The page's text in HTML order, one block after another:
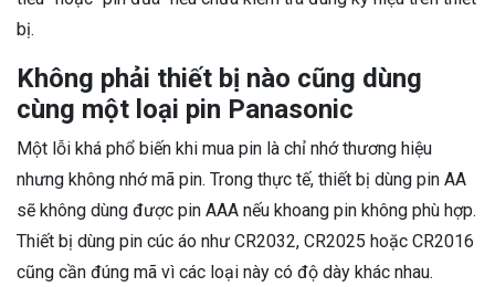
bị.
Không phải thiết bị nào cũng dùng
cùng một loại pin Panasonic
Một lỗi khá phổ biến khi mua pin là chỉ nhớ thương hiệu
nhưng không nhớ mã pin. Trong thực tế, thiết bị dùng pin AA
sẽ không dùng được pin AAA nếu khoang pin không phù hợp.
Thiết bị dùng pin cúc áo như CR2032, CR2025 hoặc CR2016
cũng cần đúng mã vì các loại này có độ dày khác nhau.